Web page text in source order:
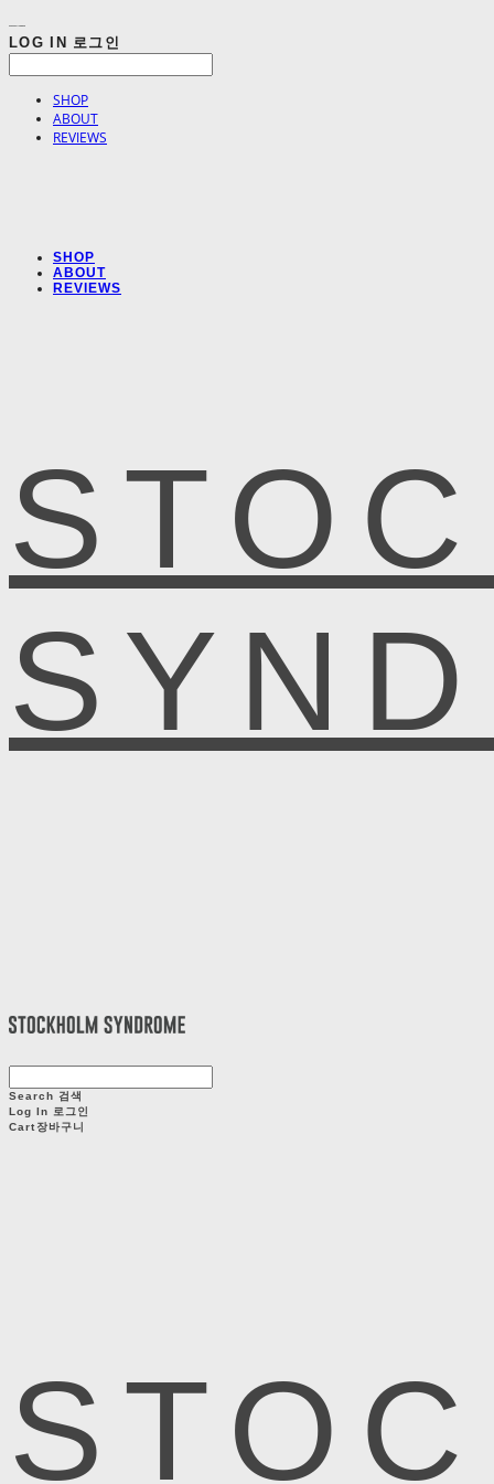
LOG IN 로그인
SHOP
ABOUT
REVIEWS
SHOP
ABOUT
REVIEWS
Search 검색
Log In 로그인
Cart장바구니